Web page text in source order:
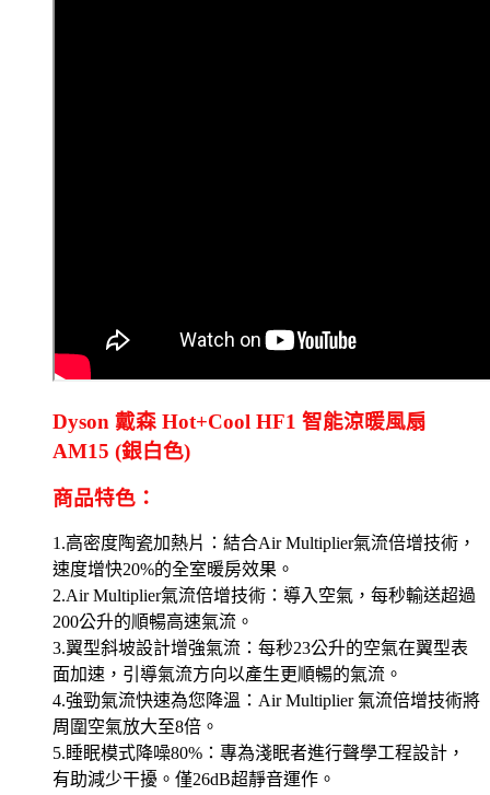
Dyson 戴森 Hot+Cool HF1 智能涼暖風扇
AM15 (銀白色)
商品特色：
1.高密度陶瓷加熱片：結合Air Multiplier氣流倍增技術，
速度增快20%的全室暖房效果。
2.Air Multiplier氣流倍增技術：導入空氣，每秒輸送超過
200公升的順暢高速氣流。
3.翼型斜坡設計增強氣流：每秒23公升的空氣在翼型表
面加速，引導氣流方向以產生更順暢的氣流。
4.強勁氣流快速為您降溫：Air Multiplier 氣流倍增技術將
周圍空氣放大至8倍。
5.睡眠模式降噪80%：專為淺眠者進行聲學工程設計，
有助減少干擾。僅26dB超靜音運作。